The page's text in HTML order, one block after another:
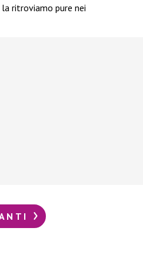
ritroviamo pure nei